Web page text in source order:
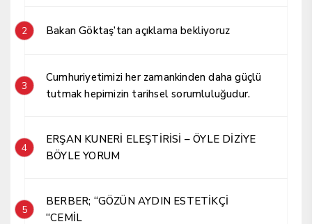
2 Bakan Göktaş’tan açıklama bekliyoruz
3
Cumhuriyetimizi her zamankinden daha güçlü
tutmak hepimizin tarihsel sorumluluğudur.
4
ERŞAN KUNERİ ELEŞTİRİSİ – ÖYLE DİZİYE
BÖYLE YORUM
5
BERBER; “GÖZÜN AYDIN ESTETİKÇİ
“CEMİL